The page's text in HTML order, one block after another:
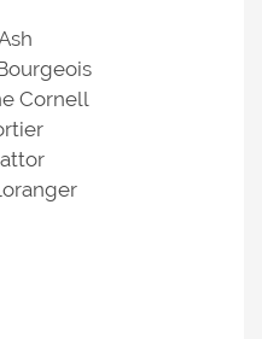
Cornell